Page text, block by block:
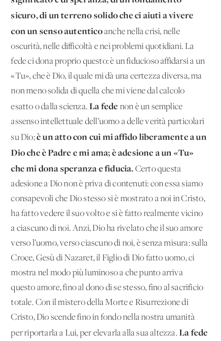
sicuro, di un terreno solido che ci aiuti a vivere
con un senso autenticoanche nella crisi, nelle
oscurità, nelle difficoltà e nei problemi quotidiani. La
fede ci dona proprio questo: è un fiducioso affidarsi a un
«Tu», che è Dio, il quale mi dà una certezza diversa, ma
non meno solida di quella che mi viene dal calcolo
esatto o dalla scienza.La fede non è un semplice
assenso intellettuale dell’uomo a delle verità particolari
su Dio;è un atto con cui mi affido liberamente a un
Dio che è Padre e mi ama; è adesione a un «Tu»
che mi dona speranza e fiducia. Certo questa
adesione a Dio non è priva di contenuti: con essa siamo
consapevoli che Dio stesso si è mostrato a noi in Cristo,
ha fatto vedere il suo volto e si è fatto realmente vicino
a ciascuno di noi. Anzi, Dio ha rivelato che il suo amore
verso l’uomo, verso ciascuno di noi, è senza misura: sulla
Croce, Gesù di Nazaret, il Figlio di Dio fatto uomo, ci
mostra nel modo più luminoso a che punto arriva
questo amore, fino al dono di se stesso, fino al sacrificio
totale. Con il mistero della Morte e Risurrezione di
Cristo, Dio scende fino in fondo nella nostra umanità
per riportarla a Lui, per elevarla alla sua altezza.La fede